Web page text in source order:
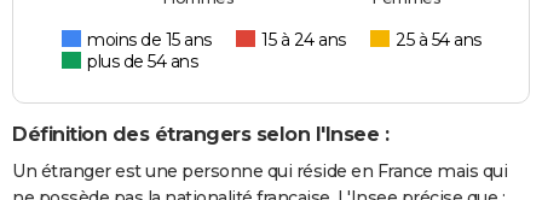
moins de 15 ans 15 à 24 ans
25 à 54 ans
plus de 54 ans
Définition des étrangers selon l'Insee :
Un étranger est une personne qui réside en France mais qui